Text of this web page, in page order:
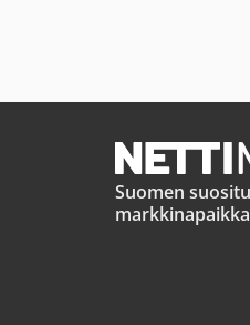
Suomen
markkinapaikka